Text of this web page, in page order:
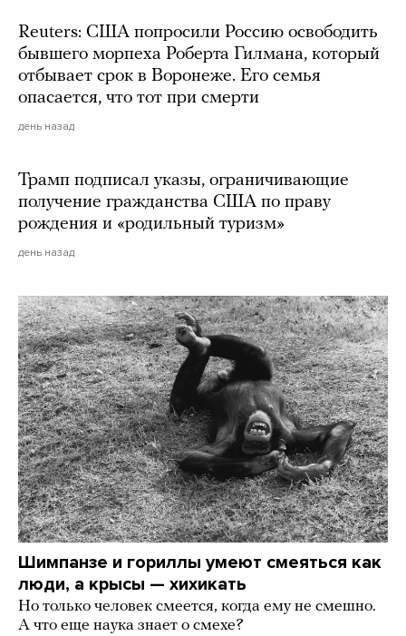
Reuters: США попросили Россию освободить
бывшего морпеха Роберта Гилмана, который
отбывает срок в Воронеже. Его семья
опасается, что тот при смерти
день назад
Трамп подписал указы, ограничивающие
получение гражданства США по праву
рождения и «родильный туризм»
день назад
Шимпанзе и гориллы умеют смеяться как
люди, а крысы — хихикать
Но только человек смеется, когда ему не смешно.
А что еще наука знает о смехе?